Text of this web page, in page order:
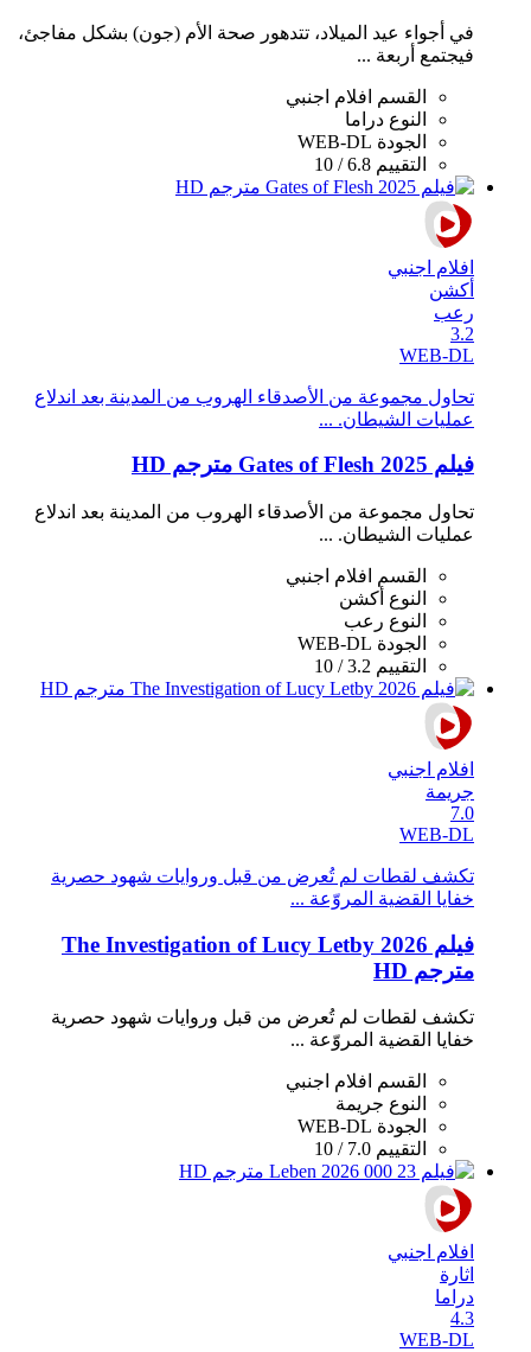
في أجواء عيد الميلاد، تتدهور صحة الأم (جون) بشكل مفاجئ،
فيجتمع أربعة ...
القسم
افلام اجنبي
النوع دراما
الجودة WEB-DL
التقييم 6.8 / 10
افلام اجنبي
أكشن
رعب
3.2
WEB-DL
تحاول مجموعة من الأصدقاء الهروب من المدينة بعد اندلاع
عمليات الشيطان. ...
فيلم Gates of Flesh 2025 مترجم HD
تحاول مجموعة من الأصدقاء الهروب من المدينة بعد اندلاع
عمليات الشيطان. ...
القسم
افلام اجنبي
النوع أكشن
النوع رعب
الجودة WEB-DL
التقييم 3.2 / 10
افلام اجنبي
جريمة
7.0
WEB-DL
تكشف لقطات لم تُعرض من قبل وروايات شهود حصرية
خفايا القضية المروّعة ...
فيلم The Investigation of Lucy Letby 2026
مترجم HD
تكشف لقطات لم تُعرض من قبل وروايات شهود حصرية
خفايا القضية المروّعة ...
القسم افلام اجنبي
النوع جريمة
الجودة WEB-DL
التقييم 7.0 / 10
افلام اجنبي
اثارة
دراما
4.3
WEB-DL